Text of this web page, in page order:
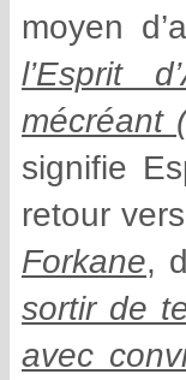
moyen
l’Esprit
mécréant
signifie
retour
Forkane,
sortir de
avec